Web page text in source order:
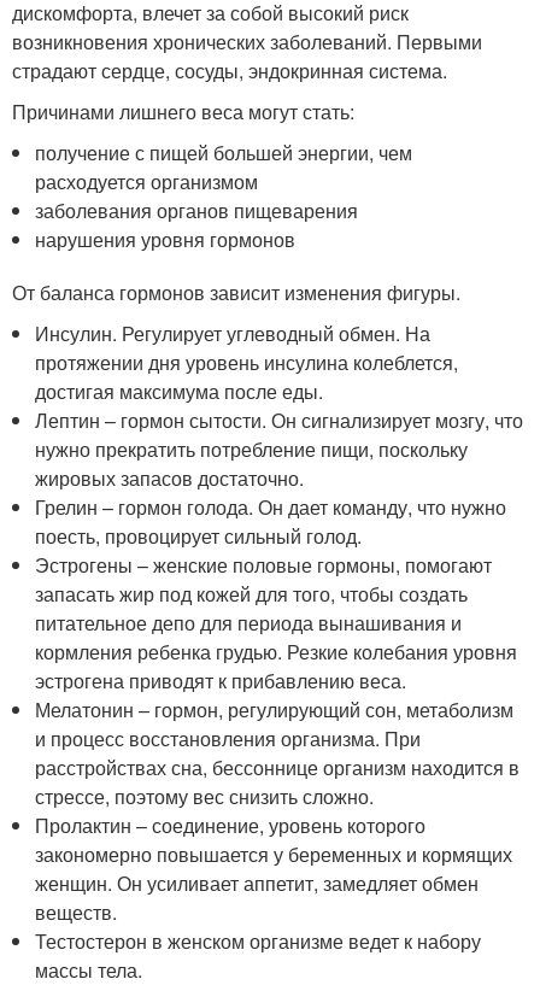
дискомфорта, влечет за собой высокий риск
возникновения хронических заболеваний. Первыми
страдают сердце, сосуды, эндокринная система.
Причинами лишнего веса могут стать:
получение с пищей большей энергии, чем
расходуется организмом
заболевания органов пищеварения
нарушения уровня гормонов
От баланса гормонов зависит изменения фигуры.
Инсулин. Регулирует углеводный обмен. На
протяжении дня уровень инсулина колеблется,
достигая максимума после еды.
Лептин – гормон сытости. Он сигнализирует мозгу, что
нужно прекратить потребление пищи, поскольку
жировых запасов достаточно.
Грелин – гормон голода. Он дает команду, что нужно
поесть, провоцирует сильный голод.
Эстрогены – женские половые гормоны, помогают
запасать жир под кожей для того, чтобы создать
питательное депо для периода вынашивания и
кормления ребенка грудью. Резкие колебания уровня
эстрогена приводят к прибавлению веса.
Мелатонин – гормон, регулирующий сон, метаболизм
и процесс восстановления организма. При
расстройствах сна, бессоннице организм находится в
стрессе, поэтому вес снизить сложно.
Пролактин – соединение, уровень которого
закономерно повышается у беременных и кормящих
женщин. Он усиливает аппетит, замедляет обмен
веществ.
Тестостерон в женском организме ведет к набору
массы тела.